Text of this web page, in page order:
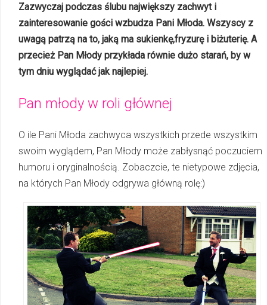
Zazwyczaj podczas ślubu największy zachwyt i
zainteresowanie gości wzbudza Pani Młoda. Wszyscy z
uwagą patrzą na to, jaką ma sukienkę,fryzurę i biżuterię. A
przecież Pan Młody przykłada równie dużo starań, by w
tym dniu wyglądać jak najlepiej.
Pan młody w roli głównej
O ile Pani Młoda zachwyca wszystkich przede wszystkim
swoim wyglądem, Pan Młody może zabłysnąć poczuciem
humoru i oryginalnością. Zobaczcie, te nietypowe zdjęcia,
na których Pan Młody odgrywa główną rolę:)